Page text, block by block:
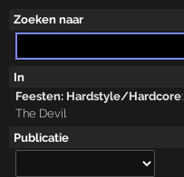
Zoeken naar
In
Feesten: Hardstyle/Hardcore:
The Devil
Publicatie